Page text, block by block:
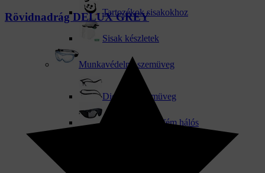
Tartozékok sisakokhoz
Sisak készletek
Munkavédelmi szemüveg
Dioptriás szemüveg
Védőszemüveg fém hálós
Rövidnadrág DELUX GREY